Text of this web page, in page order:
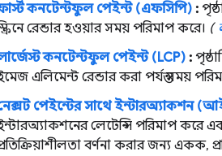
কনটেন্টফুল পেইন্ট (এফসিপি) :
রেন্ডার হওয়ার সময় পরিমাপ করে। (
কনটেন্টফুল পেইন্ট (LCP) :
এলিমেন্ট রেন্ডার করা পর্যন্ত সময়
পেইন্টের সাথে ইন্টারঅ্যাকশন
লেটেন্সি পরিমাপ করে
বর্ণনা করার জন্য একক,